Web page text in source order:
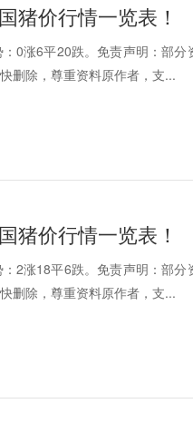
猪价行情一览表！
0涨6平20跌。免责声明：部
删除，尊重资料原作者，支...
猪价行情一览表！
2涨18平6跌。免责声明：部
删除，尊重资料原作者，支...